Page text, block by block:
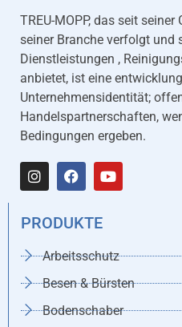
TREU-MOPP, das seit
seiner Branche verfolgt und
Dienstleistungen ,
anbietet, ist eine
Unternehmensidentität;
Handelspartnerschaften,
Bedingungen ergeben.
PRODUKTE
Arbeitsschutz
Besen & Bürsten
Bodenschaber